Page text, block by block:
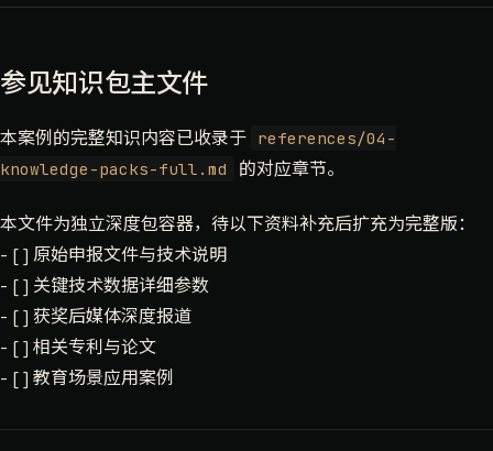
参见知识包主文件
本案例的完整知识内容已收录于 references/04-
knowledge-packs-full.md
的对应章节。
本文件为独立深度包容器，待以下资料补充后扩充为完整版：
- [ ] 原始申报文件与技术说明
- [ ] 关键技术数据详细参数
- [ ] 获奖后媒体深度报道
- [ ] 相关专利与论文
- [ ] 教育场景应用案例